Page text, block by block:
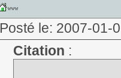
Posté le: 2007-01-
Citation :